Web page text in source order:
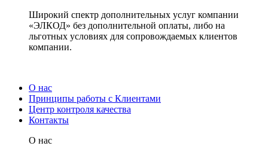
Широкий спектр дополнительных услуг компании
«ЭЛКОД» без дополнительной оплаты, либо на
льготных условиях для сопровождаемых клиентов
компании.
О нас
Принципы работы с Клиентами
Центр контроля качества
Контакты
О нас